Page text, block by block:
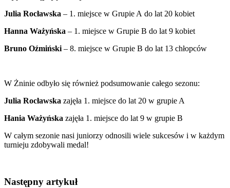
Julia Rocławska – 1. miejsce w Grupie A do lat 20 kobiet
Hanna Ważyńska – 1. miejsce w Grupie B do lat 9 kobiet
Bruno Oźmiński – 8. miejsce w Grupie B do lat 13 chłopców
W Żninie odbyło się również podsumowanie całego sezonu:
Julia Rocławska zajęła 1. miejsce do lat 20 w grupie A
Hania Ważyńska zajęła 1. miejsce do lat 9 w grupie B
W całym sezonie nasi juniorzy odnosili wiele sukcesów i w każdym
turnieju zdobywali medal!
Następny artykuł